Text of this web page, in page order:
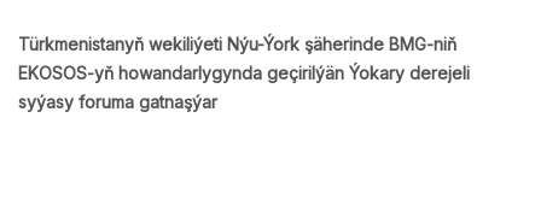
Türkmenistanyň wekiliýeti Nýu-Ýork şäherinde BMG-niň
EKOSOS-yň howandarlygynda geçirilýän Ýokary derejeli
syýasy foruma gatnaşýar